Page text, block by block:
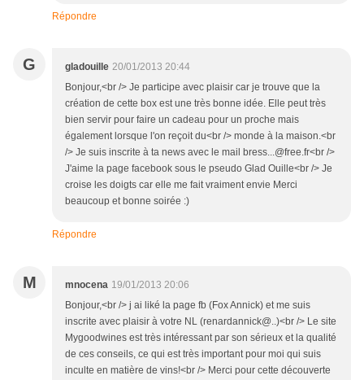
Répondre
G gladouille 20/01/2013 20:44
Bonjour,<br /> Je participe avec plaisir car je trouve que la
création de cette box est une très bonne idée. Elle peut très
bien servir pour faire un cadeau pour un proche mais
également lorsque l'on reçoit du<br /> monde à la maison.<br
/> Je suis inscrite à ta news avec le mail bress...@free.fr<br />
J'aime la page facebook sous le pseudo Glad Ouille<br /> Je
croise les doigts car elle me fait vraiment envie Merci
beaucoup et bonne soirée :)
Répondre
M mnocena 19/01/2013 20:06
Bonjour,<br /> j ai liké la page fb (Fox Annick) et me suis
inscrite avec plaisir à votre NL (renardannick@..)<br /> Le site
Mygoodwines est très intéressant par son sérieux et la qualité
de ces conseils, ce qui est très important pour moi qui suis
inculte en matière de vins!<br /> Merci pour cette découverte